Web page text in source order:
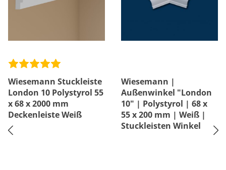
Wiesemann Stuckleiste
London 10 Polystyrol 55
x 68 x 2000 mm
Deckenleiste Weiß
Wiesemann |
Außenwinkel "London
10" | Polystyrol | 68 x
55 x 200 mm | Weiß |
Stuckleisten Winkel